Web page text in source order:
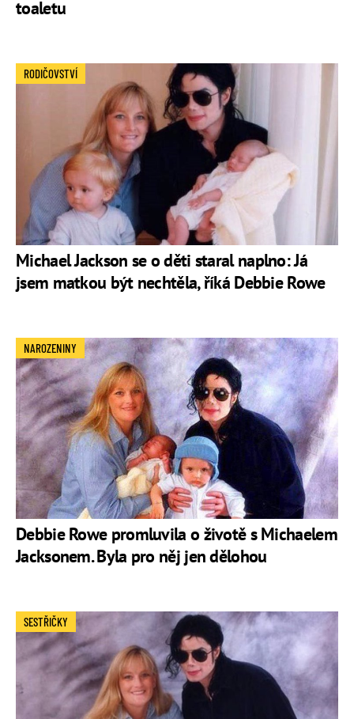
toaletu
Michael Jackson se o děti staral naplno: Já
jsem matkou být nechtěla, říká Debbie Rowe
RODIČOVSTVÍ
Debbie Rowe promluvila o životě s Michaelem
Jacksonem. Byla pro něj jen dělohou
NAROZENINY
SESTŘIČKY